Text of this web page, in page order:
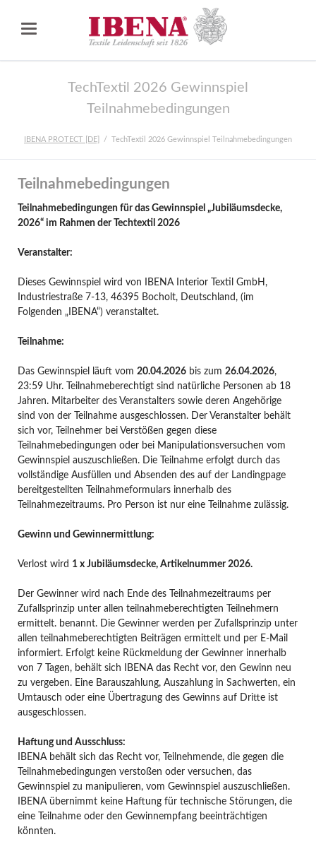
TechTextil 2026 Gewinnspiel
Teilnahmebedingungen
IBENA PROTECT [DE] TechTextil 2026 Gewinnspiel Teilnahmebedingungen
Teilnahmebedingungen
Teilnahmebedingungen für das Gewinnspiel „Jubiläumsdecke,
2026“ im Rahmen der Techtextil 2026
Veranstalter:
Dieses Gewinnspiel wird von IBENA Interior Textil GmbH,
Industriestraße 7-13, 46395 Bocholt, Deutschland, (im
Folgenden „IBENA“) veranstaltet.
Teilnahme:
Das Gewinnspiel läuft vom 20.04.2026bis zum 26.04.2026,
23:59 Uhr. Teilnahmeberechtigt sind natürliche Personen ab 18
Jahren. Mitarbeiter des Veranstalters sowie deren Angehörige
sind von der Teilnahme ausgeschlossen. Der Veranstalter behält
sich vor, Teilnehmer bei Verstößen gegen diese
Teilnahmebedingungen oder bei Manipulationsversuchen vom
Gewinnspiel auszuschließen. Die Teilnahme erfolgt durch das
vollständige Ausfüllen und Absenden des auf der Landingpage
bereitgestellten Teilnahmeformulars innerhalb des
Teilnahmezeitraums. Pro Person ist nur eine Teilnahme zulässig.
Gewinn und Gewinnermittlung:
Verlost wird 1 x Jubiläumsdecke, Artikelnummer 2026.
Der Gewinner wird nach Ende des Teilnahmezeitraums per
Zufallsprinzip unter allen teilnahmeberechtigten Teilnehmern
ermittelt. benannt. Die Gewinner werden per Zufallsprinzip unter
allen teilnahmeberechtigten Beiträgen ermittelt und per E-Mail
informiert. Erfolgt keine Rückmeldung der Gewinner innerhalb
von 7 Tagen, behält sich IBENA das Recht vor, den Gewinn neu
zu vergeben. Eine Barauszahlung, Auszahlung in Sachwerten, ein
Umtausch oder eine Übertragung des Gewinns auf Dritte ist
ausgeschlossen.
Haftung und Ausschluss:
IBENA behält sich das Recht vor, Teilnehmende, die gegen die
Teilnahmebedingungen verstoßen oder versuchen, das
Gewinnspiel zu manipulieren, vom Gewinnspiel auszuschließen.
IBENA übernimmt keine Haftung für technische Störungen, die
eine Teilnahme oder den Gewinnempfang beeinträchtigen
könnten.